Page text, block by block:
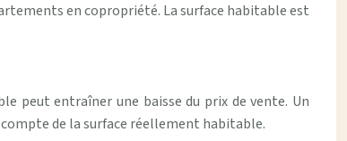
en copropriété. La surface habitable est
peut entraîner une baisse du prix de vente. Un
de la surface réellement habitable.